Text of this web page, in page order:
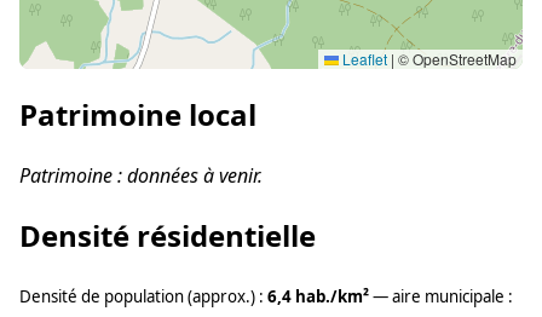
Leaflet | © OpenStreetMap
Patrimoine local
Patrimoine : données à venir.
Densité résidentielle
Densité de population (approx.) : 6,4 hab./km²— aire municipale :